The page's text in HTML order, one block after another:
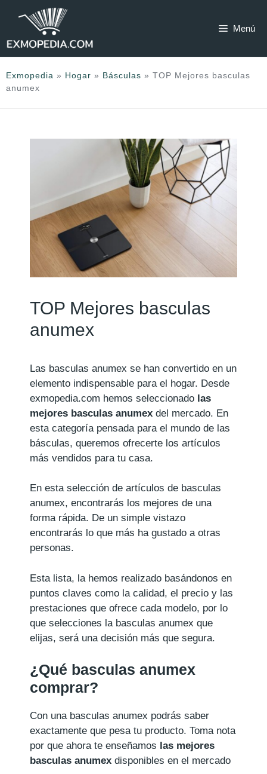
Menú
Exmopedia » Hogar » Básculas » TOP Mejores basculas
anumex
TOP Mejores basculas
anumex
Las basculas anumex se han convertido en un
elemento indispensable para el hogar. Desde
exmopedia.com hemos seleccionado las
mejores basculas anumex del mercado. En
esta categoría pensada para el mundo de las
básculas, queremos ofrecerte los artículos
más vendidos para tu casa.
En esta selección de artículos de basculas
anumex, encontrarás los mejores de una
forma rápida. De un simple vistazo
encontrarás lo que más ha gustado a otras
personas.
Esta lista, la hemos realizado basándonos en
puntos claves como la calidad, el precio y las
prestaciones que ofrece cada modelo, por lo
que selecciones la basculas anumex que
elijas, será una decisión más que segura.
¿Qué basculas anumex
comprar?
Con una basculas anumex podrás saber
exactamente que pesa tu producto. Toma nota
por que ahora te enseñamos las mejores
basculas anumex disponibles en el mercado